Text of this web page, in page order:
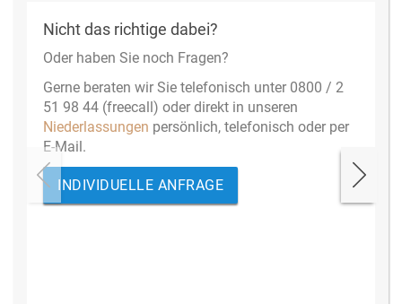
Nicht das richtige dabei?
Oder haben Sie noch Fragen?
Gerne beraten wir Sie telefonisch unter 0800 / 2
51 98 44 (freecall) oder direkt in unseren
Niederlassungen persönlich, telefonisch oder per
E-Mail.
INDIVIDUELLE ANFRAGE